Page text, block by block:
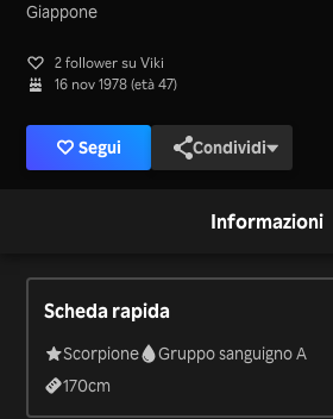
Giappone
2 follower su Viki
16 nov 1978 (età 47)
Segui Condividi
Informazioni
Scheda rapida
Scorpione
Gruppo sanguigno A
170cm